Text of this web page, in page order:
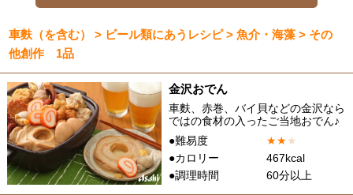
車麩（を含む） > ビール類にあうレシピ > 魚介・海藻 > その
他創作 1品
金沢おでん
車麩、赤巻、バイ貝などの金沢なら
ではの食材の入ったご当地おでん♪
●難易度
★★★
●カロリー
467kcal
●調理時間
60分以上